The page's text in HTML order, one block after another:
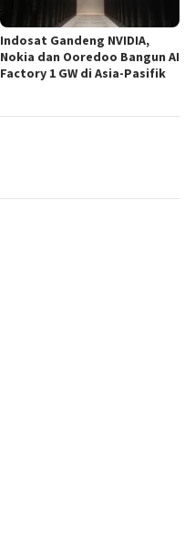
Indosat Gandeng NVIDIA,
Nokia dan Ooredoo Bangun AI
Factory 1 GW di Asia-Pasifik